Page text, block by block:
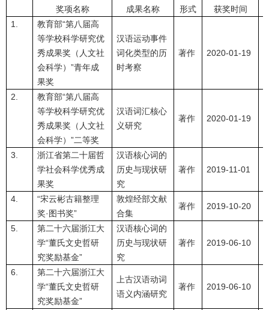
奖项名称
成果名称
形式
获奖时间
1.
教育部“第八届高
等学校科学研究优
秀成果奖（人文社
会科学）”青年成
果奖
汉语运动事件
词化类型的历
时考察
著作 2020-01-19
2.
教育部“第八届高
等学校科学研究优
秀成果奖（人文社
会科学）”二等奖
汉语词汇核心
义研究
著作 2020-01-19
3.
浙江省第二十届哲
学社会科学优秀成
果奖
汉语核心词的
历史与现状研
究
著作 2019-11-01
4.
“宋云彬古籍整理
奖·图书奖”
敦煌经部文献
合集
著作 2019-10-20
5.
第二十六届浙江大
学“董氏文史哲研
究奖励基金”
汉语核心词的
历史与现状研
究
著作 2019-06-10
6.
第二十六届浙江大
学“董氏文史哲研
究奖励基金”
上古汉语动词
语义内涵研究
著作 2019-06-10